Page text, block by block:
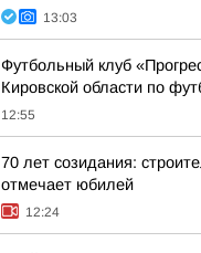
13:03
Футбольный клуб
Кировской области по
12:55
70 лет созидания:
отмечает юбилей
12:24